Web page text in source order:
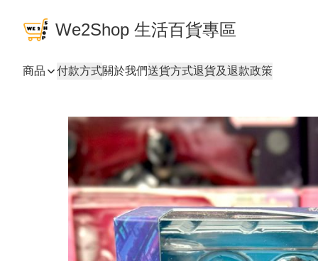
We2Shop 生活百貨專區
商品 付款方式關於我們送貨方式退貨及退款政策